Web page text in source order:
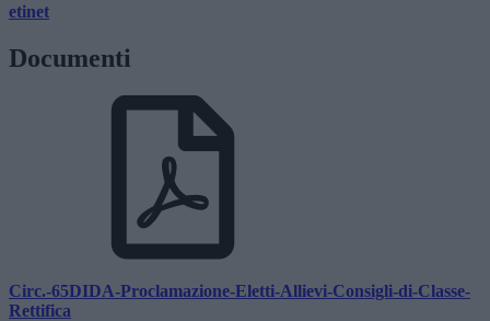
etinet
Documenti
Circ.-65DIDA-Proclamazione-Eletti-Allievi-Consigli-di-Classe-
Rettifica